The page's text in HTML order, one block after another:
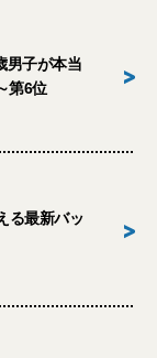
男子が本当
第6位
>
る最新バッ
>